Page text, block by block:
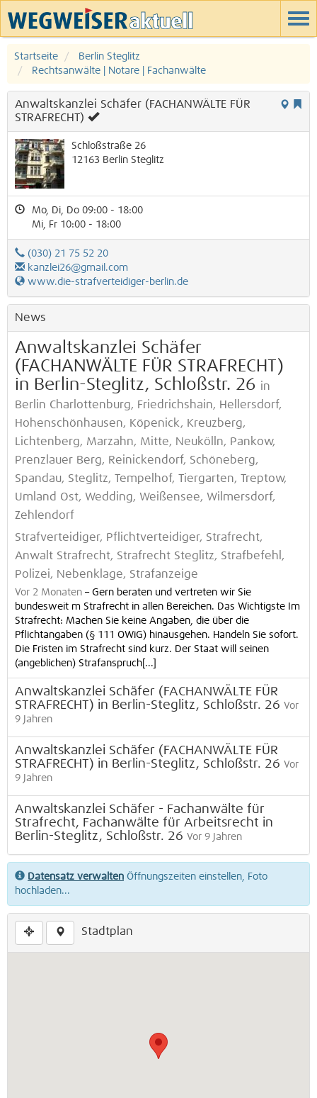
Startseite
Berlin Steglitz
Rechtsanwälte | Notare | Fachanwälte
Anwaltskanzlei Schäfer (FACHANWÄLTE FÜR
STRAFRECHT)
Schloßstraße 26
12163 Berlin Steglitz
Mo, Di, Do 09:00 - 18:00
Mi, Fr 10:00 - 18:00
(030) 21 75 52 20
kanzlei26@gmail.com
www.die-strafverteidiger-berlin.de
News
Anwaltskanzlei Schäfer
(FACHANWÄLTE FÜR STRAFRECHT)
in Berlin-Steglitz, Schloßstr. 26 in
Berlin Charlottenburg, Friedrichshain, Hellersdorf,
Hohenschönhausen, Köpenick, Kreuzberg,
Lichtenberg, Marzahn, Mitte, Neukölln, Pankow,
Prenzlauer Berg, Reinickendorf, Schöneberg,
Spandau, Steglitz, Tempelhof, Tiergarten, Treptow,
Umland Ost, Wedding, Weißensee, Wilmersdorf,
Zehlendorf
Strafverteidiger, Pflichtverteidiger, Strafrecht,
Anwalt Strafrecht, Strafrecht Steglitz, Strafbefehl,
Polizei, Nebenklage, Strafanzeige
Vor 2 Monaten – Gern beraten und vertreten wir Sie
bundesweit m Strafrecht in allen Bereichen. Das Wichtigste Im
Strafrecht: Machen Sie keine Angaben, die über die
Pflichtangaben (§ 111 OWiG) hinausgehen. Handeln Sie sofort.
Die Fristen im Strafrecht sind kurz. Der Staat will seinen
(angeblichen) Strafanspruch[...]
Anwaltskanzlei Schäfer (FACHANWÄLTE FÜR
STRAFRECHT) in Berlin-Steglitz, Schloßstr. 26 Vor
9 Jahren
Anwaltskanzlei Schäfer (FACHANWÄLTE FÜR
STRAFRECHT) in Berlin-Steglitz, Schloßstr. 26 Vor
9 Jahren
Anwaltskanzlei Schäfer - Fachanwälte für
Strafrecht, Fachanwälte für Arbeitsrecht in
Berlin-Steglitz, Schloßstr. 26 Vor 9 Jahren
Datensatz verwalten Öffnungszeiten einstellen, Foto
hochladen...
Stadtplan